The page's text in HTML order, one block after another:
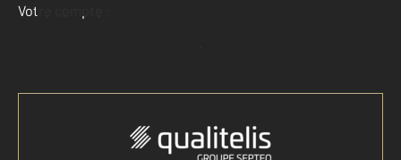
Votre compte :
Accéder à mon compte